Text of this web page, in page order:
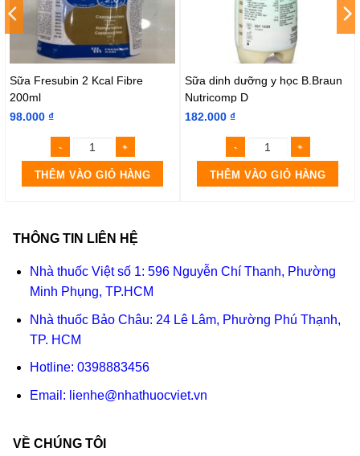
Sữa Fresubin 2 Kcal Fibre
200ml
98.000 ₫
THÊM VÀO GIỎ HÀNG
Sữa dinh dưỡng y học B.Braun
Nutricomp D
182.000 ₫
THÊM VÀO GIỎ HÀNG
THÔNG TIN LIÊN HỆ
Nhà thuốc Việt số 1: 596 Nguyễn Chí Thanh, Phường
Minh Phụng, TP.HCM
Nhà thuốc Bảo Châu: 24 Lê Lâm, Phường Phú Thạnh,
TP. HCM
Hotline: 0398883456
Email: lienhe@nhathuocviet.vn
VỀ CHÚNG TÔI